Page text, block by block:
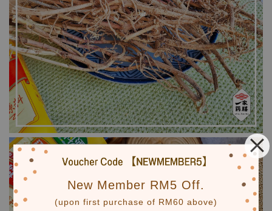
New Member RM5 Off.
(upon first purchase of RM60 above)